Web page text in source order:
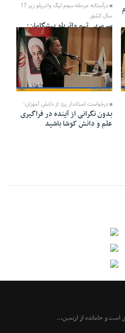
درآستانه مرحله سوم لیگ واترپلو زیر 17
سال کشور
سرمربی تیم واترپلو پیشگامان:
هدفمان صعود به جمع 4 تیم است
26 Azar 1394 - 17:01
درخواست استاندار یزد از دانش آموزان؛
بدون نگرانی از آینده در فراگیری
علم و دانش کوشا باشید
است و جامانده از اربعین...